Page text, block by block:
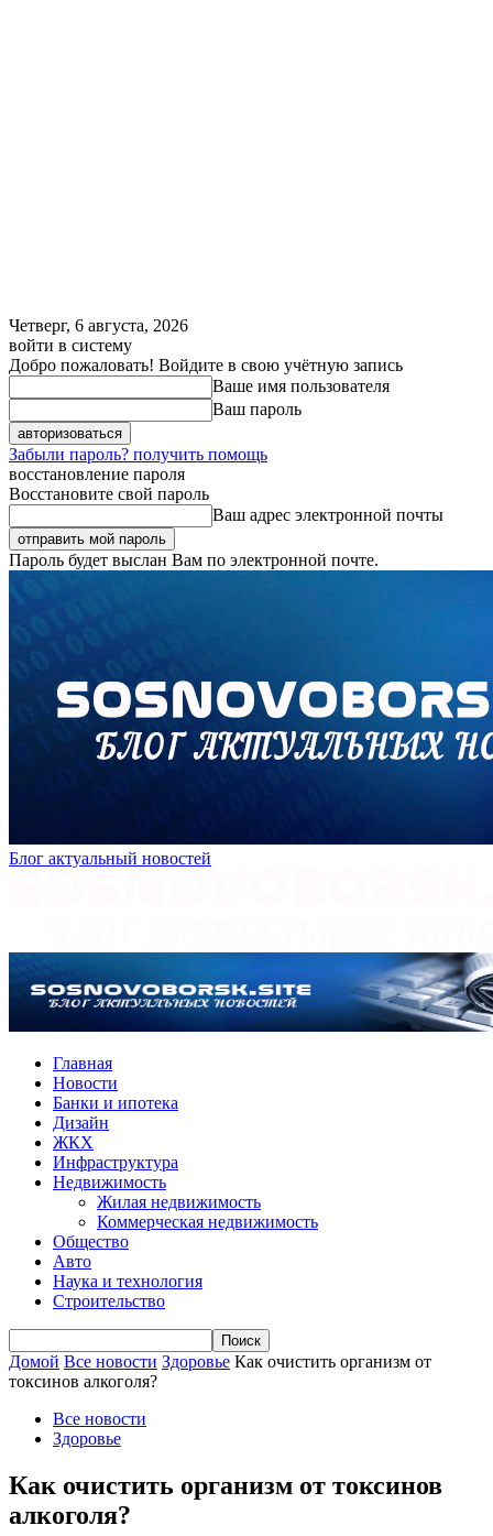
Четверг, 6 августа, 2026
войти в систему
Добро пожаловать! Войдите в свою учётную запись
Ваше имя пользователя
Ваш пароль
Забыли пароль? получить помощь
восстановление пароля
Восстановите свой пароль
Ваш адрес электронной почты
Пароль будет выслан Вам по электронной почте.
Блог актуальный новостей
Главная
Новости
Банки и ипотека
Дизайн
ЖКХ
Инфраструктура
Недвижимость
Жилая недвижимость
Коммерческая недвижимость
Общество
Авто
Наука и технология
Строительство
Домой Все новости Здоровье Как очистить организм от
токсинов алкоголя?
Все новости
Здоровье
Как очистить организм от токсинов
алкоголя?